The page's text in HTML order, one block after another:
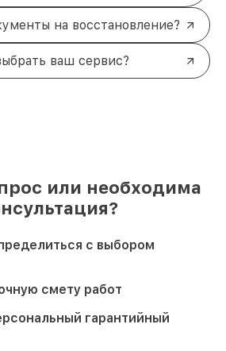
на восстановление?
ваш сервис?
или необходима
с выбором
смету работ
гарантийный